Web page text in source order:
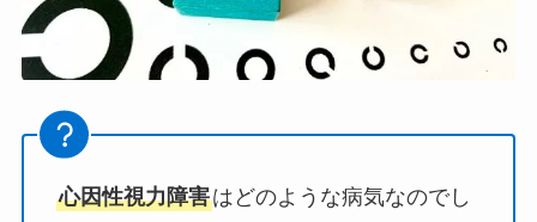
心因性視力障害はどのような病気なのでし